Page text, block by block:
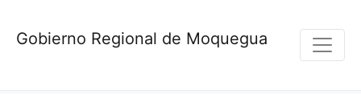
Gobierno Regional de Moquegua